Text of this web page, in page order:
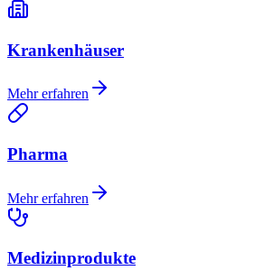
Krankenhäuser
Mehr erfahren
Pharma
Mehr erfahren
Medizinprodukte